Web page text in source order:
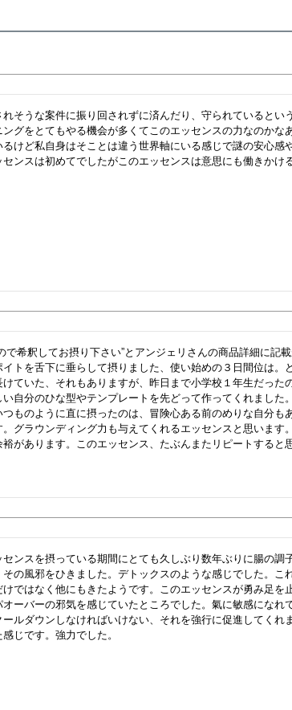
れそうな案件に振り回されずに済んだり、守られているとい
ングをとてもやる機会が多くてこのエッセンスの力なのか
るけど私自身はそことは違う世界軸にいる感じで謎の安心
センスは初めてでしたがこのエッセンスは意思にも働きかけ
で希釈してお摂り下さい”とアンジェリさんの商品詳細に記
イトを舌下に垂らして摂りました、使い始めの３日間位は
けていた、それもありますが、昨日まで小学校１年生だった
い自分のひな型やテンプレートを先どって作ってくれました
つものように直に摂ったのは、冒険心ある前のめりな自分も
。グラウンディング力も与えてくれるエッセンスと思います
裕があります。このエッセンス、たぶんまたリピートすると
センスを摂っている期間にとても久しぶり数年ぶりに腸の
その風邪をひきました。デトックスのような感じでした。こ
けではなく他にもきたようです。このエッセンスが勇み足を
オーバーの邪気を感じていたところでした。氣に敏感になれ
ールダウンしなければいけない、それを強行に促進してくれ
じです。強力でした。